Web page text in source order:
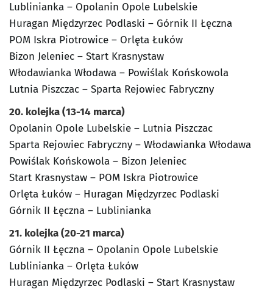
Lublinianka – Opolanin Opole Lubelskie
Huragan Międzyrzec Podlaski – Górnik II Łęczna
POM Iskra Piotrowice – Orlęta Łuków
Bizon Jeleniec – Start Krasnystaw
Włodawianka Włodawa – Powiślak Końskowola
Lutnia Piszczac – Sparta Rejowiec Fabryczny
20. kolejka (13-14 marca)
Opolanin Opole Lubelskie – Lutnia Piszczac
Sparta Rejowiec Fabryczny – Włodawianka Włodawa
Powiślak Końskowola – Bizon Jeleniec
Start Krasnystaw – POM Iskra Piotrowice
Orlęta Łuków – Huragan Międzyrzec Podlaski
Górnik II Łęczna – Lublinianka
21. kolejka (20-21 marca)
Górnik II Łęczna – Opolanin Opole Lubelskie
Lublinianka – Orlęta Łuków
Huragan Międzyrzec Podlaski – Start Krasnystaw